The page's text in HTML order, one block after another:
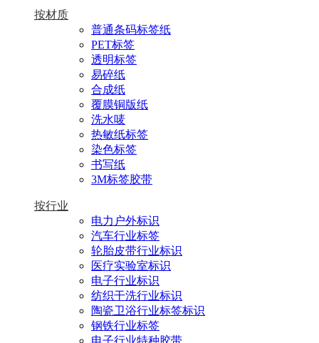
按材质
普通条码标签纸
PET标签
透明标签
易碎纸
合成纸
覆膜铜版纸
洗水唛
热敏纸标签
染色标签
书写纸
3M标签胶带
按行业
电力户外标识
汽车行业标签
轮胎皮带行业标识
医疗实验室标识
电子行业标识
纺织干洗行业标识
陶瓷卫浴行业标签标识
钢铁行业标签
电子行业特种胶带